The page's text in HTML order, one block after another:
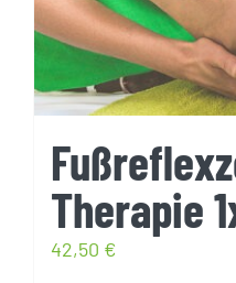
Therapie
42,50 €